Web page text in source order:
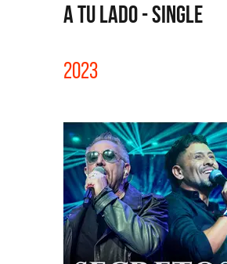
A TU LADO - SINGLE
2023